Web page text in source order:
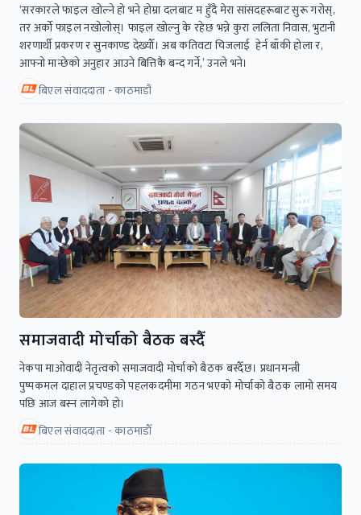
‘सरकारले फाइल खोल्ने हो भने हाेम्रा दलबाट म हुँदै मेरा सांसदहरूबाट सुरू गराेस्,
तर अर्को फाइल नखोलोस्। फाइल खाेल्नु के रहेछ भन्ने कुरा ललिता निवास, भुटानी
शरणार्थी प्रकरण र सुनकाण्ड देख्याैँ। अब कतिवटा चिजलाई हेर्न बाँकी हाेला र,
आफ्नो मान्छेको अनुहार आउने बित्तिकै बन्द गर्ने,’ उनले भने।
बिएल संवाददाता - काठमाडौं
समाजवादी मोर्चाको बैठक बस्दैँ
नेकपा माओवादी नेतृत्वको समाजवादी मोर्चाको बैठक बस्दैँछ। प्रधानमन्त्री
पुष्पकमल दाहाल प्रचण्डको पहलकदमीमा गठन भएको मोर्चाको बैठक लामो समय
पछि आज बस्न लागेको हो।
बिएल संवाददाता - काठमाडाैँ